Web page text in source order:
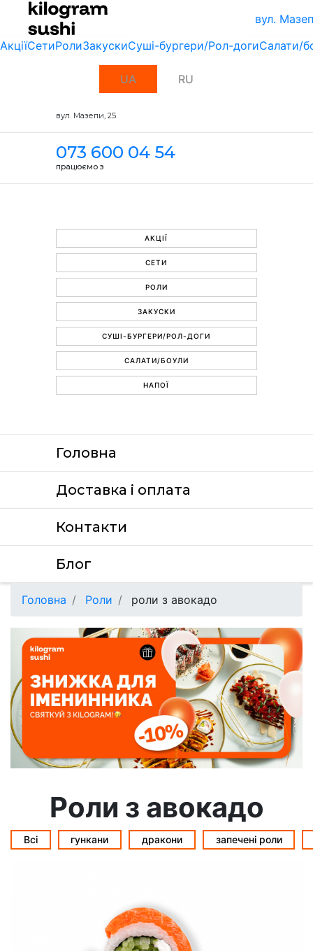
вул.
АкціїСетиРолиЗакускиСуші-бургери/Рол-догиСалати/
UA RU
вул. Мазепи, 25
073 600 04 54
працюємо з
АКЦІЇ
СЕТИ
РОЛИ
ЗАКУСКИ
СУШІ-БУРГЕРИ/РОЛ-ДОГИ
САЛАТИ/БОУЛИ
НАПОЇ
Головна
Доставка i оплата
Контакти
Блог
Головна Роли роли з авокадо
Роли з авокадо
Всі гункани дракони запечені роли